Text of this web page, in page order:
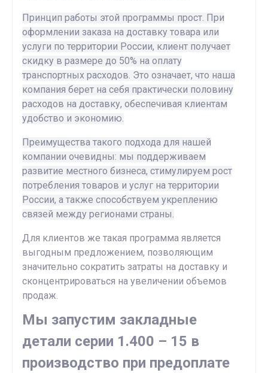
Принцип работы этой программы прост. При
оформлении заказа на доставку товара или
услуги по территории России, клиент получает
скидку в размере до 50% на оплату
транспортных расходов. Это означает, что наша
компания берет на себя практически половину
расходов на доставку, обеспечивая клиентам
удобство и экономию.
Преимущества такого подхода для нашей
компании очевидны: мы поддерживаем
развитие местного бизнеса, стимулируем рост
потребления товаров и услуг на территории
России, а также способствуем укреплению
связей между регионами страны.
Для клиентов же такая программа является
выгодным предложением, позволяющим
значительно сократить затраты на доставку и
сконцентрироваться на увеличении объемов
продаж.
Мы запустим закладные
детали серии 1.400 – 15 в
производство при предоплате